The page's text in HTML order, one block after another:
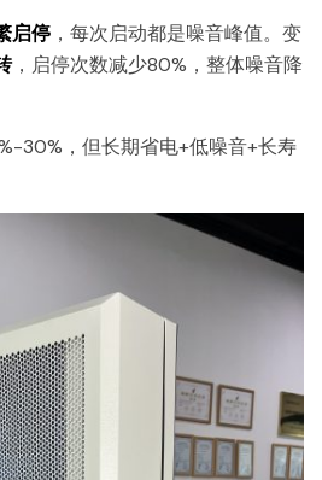
启停 ，每次启动都是噪音峰值。变
，启停次数减少80%，整体噪音降
30%，但长期省电+低噪音+长寿